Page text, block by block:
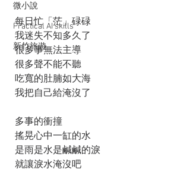
微小說
Practical AI skills
新竹旅遊
每日忙「茫」碌碌
我迷失不知多久了
很多事無法主導
很多聲不能不聽
吃寬的肚腩如大海
我把自己給淹沒了
多事的衝撞
搖晃心中一缸的水
是雨是水是鹹鹹的淚
就讓淚水淹沒吧